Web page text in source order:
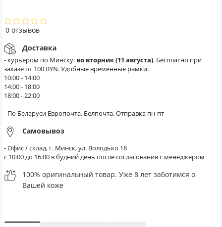
0 отзывов
Доставка
- курьером по Минску: во вторник (11 августа). Бесплатно при
заказе от 100 BYN. Удобные временные рамки:
10:00 - 14:00
14:00 - 18:00
18:00 - 22:00
- По Беларуси Европочта, Белпочта. Отправка пн-пт
Самовывоз
- Офис / склад, г. Минск, ул. Володько 18
с 10:00 до 16:00 в будний день после согласования с менеджером
100% оригинальный товар. Уже 8 лет заботимся о
Вашей коже